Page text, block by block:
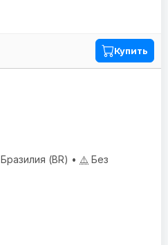
Купить
Бразилия (BR) • ⚠️ Без